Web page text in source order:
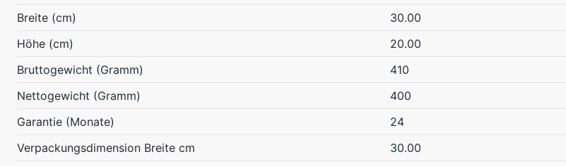
Breite (cm)
30.00
Höhe (cm)
20.00
Bruttogewicht (Gramm)
410
Nettogewicht (Gramm)
400
Garantie (Monate)
24
Verpackungsdimension Breite cm
30.00